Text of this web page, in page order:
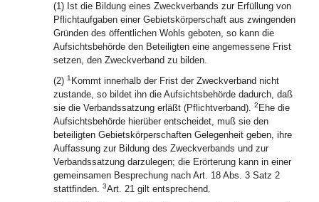
(1) Ist die Bildung eines Zweckverbands zur Erfüllung von
Pflichtaufgaben einer Gebietskörperschaft aus zwingenden
Gründen des öffentlichen Wohls geboten, so kann die
Aufsichtsbehörde den Beteiligten eine angemessene Frist
setzen, den Zweckverband zu bilden.
(2) 1 Kommt innerhalb der Frist der Zweckverband nicht
zustande, so bildet ihn die Aufsichtsbehörde dadurch, daß
sie die Verbandssatzung erläßt (Pflichtverband). 2 Ehe die
Aufsichtsbehörde hierüber entscheidet, muß sie den
beteiligten Gebietskörperschaften Gelegenheit geben, ihre
Auffassung zur Bildung des Zweckverbands und zur
Verbandssatzung darzulegen; die Erörterung kann in einer
gemeinsamen Besprechung nach Art. 18 Abs. 3 Satz 2
stattfinden. 3Art. 21 gilt entsprechend.